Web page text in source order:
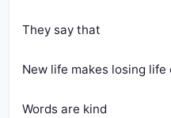
They say that
New life makes losing
Words are kind